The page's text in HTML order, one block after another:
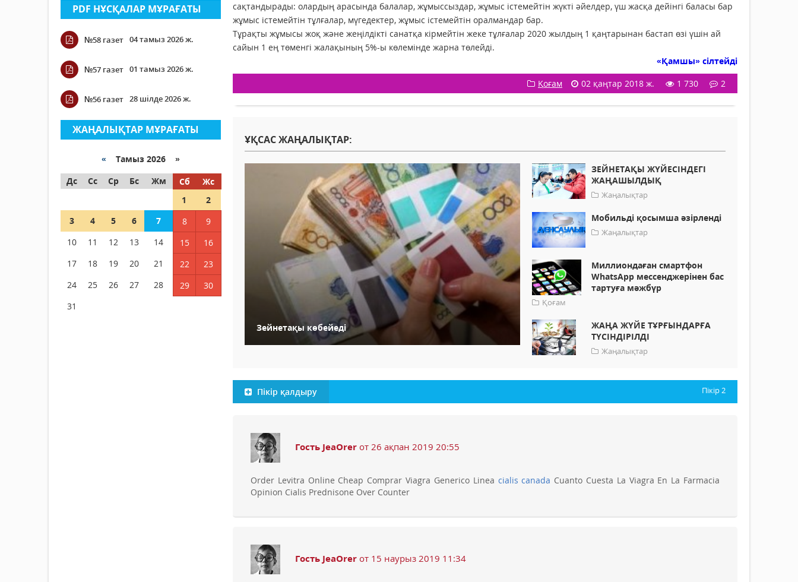
PDF НҰСҚАЛАР МҰРАҒАТЫ
№58 газет 04 тамыз 2026 ж.
№57 газет 01 тамыз 2026 ж.
№56 газет 28 шілде 2026 ж.
ЖАҢАЛЫҚТАР МҰРАҒАТЫ
« Тамыз 2026 »
Дс
Сс Ср Бс Жм Сб
Жс
1
2
3
4 5 6 7 8
9
10
11 12 13 14 15
16
17
18 19 20 21 22
23
24
25 26 27 28 29
30
31
сақтандырады: олардың арасында балалар, жұмыссыздар, жұмыс істемейтін жүкті әйелдер, үш жасқа дейінгі баласы бар
жұмыс істемейтін тұлғалар, мүгедектер, жұмыс істемейтін оралмандар бар.
Тұрақты жұмысы жоқ және жеңілдікті санатқа кірмейтін жеке тұлғалар 2020 жылдың 1 қаңтарынан бастап өзі үшін ай
сайын 1 ең төменгі жалақының 5%-ы көлемінде жарна төлейді.
«Қамшы» сілтейді
Қоғам
02 қаңтар 2018 ж. 1 730 2
ҰҚСАС ЖАҢАЛЫҚТАР:
Зейнетақы көбейеді
ЗЕЙНЕТАҚЫ ЖҮЙЕСІНДЕГІ
ЖАҢАШЫЛДЫҚ
Жаңалықтар
Мобильді қосымша әзірленді
Жаңалықтар
Миллиондаған смартфон
WhatsApp мессенджерінен бас
тартуға мәжбүр
Қоғам
ЖАҢА ЖҮЙЕ ТҰРҒЫНДАРҒА
ТҮСІНДІРІЛДІ
Жаңалықтар
Пікір қалдыру Пікір2
Гость JeaOrer от 26 ақпан 2019 20:55
Order Levitra Online Cheap Comprar Viagra Generico Linea cialis canada Cuanto Cuesta La Viagra En La Farmacia
Opinion Cialis Prednisone Over Counter
Гость JeaOrer от 15 наурыз 2019 11:34